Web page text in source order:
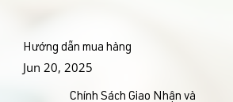
Hướng dẫn mua hàng
Jun 20, 2025
Chính Sách Giao Nhận và